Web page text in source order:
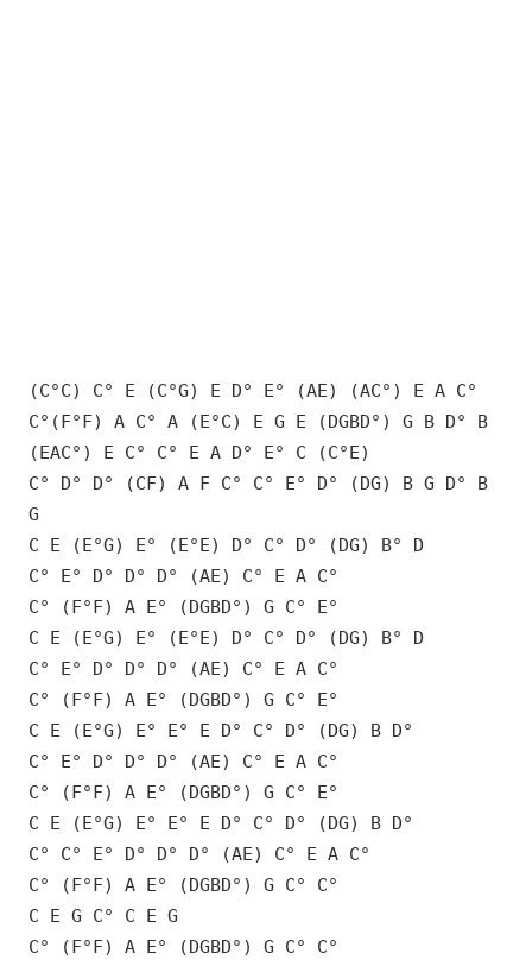
(C°C) C° E (C°G) E D° E° (AE) (AC°) E A C°
C°(F°F) A C° A (E°C) E G E (DGBD°) G B D° B
(EAC°) E C° C° E A D° E° C (C°E)
C° D° D° (CF) A F C° C° E° D° (DG) B G D° B
G
C E (E°G) E° (E°E) D° C° D° (DG) B° D
C° E° D° D° D° (AE) C° E A C°
C° (F°F) A E° (DGBD°) G C° E°
C E (E°G) E° (E°E) D° C° D° (DG) B° D
C° E° D° D° D° (AE) C° E A C°
C° (F°F) A E° (DGBD°) G C° E°
C E (E°G) E° E° E D° C° D° (DG) B D°
C° E° D° D° D° (AE) C° E A C°
C° (F°F) A E° (DGBD°) G C° E°
C E (E°G) E° E° E D° C° D° (DG) B D°
C° C° E° D° D° D° (AE) C° E A C°
C° (F°F) A E° (DGBD°) G C° C°
C E G C° C E G
C° (F°F) A E° (DGBD°) G C° C°